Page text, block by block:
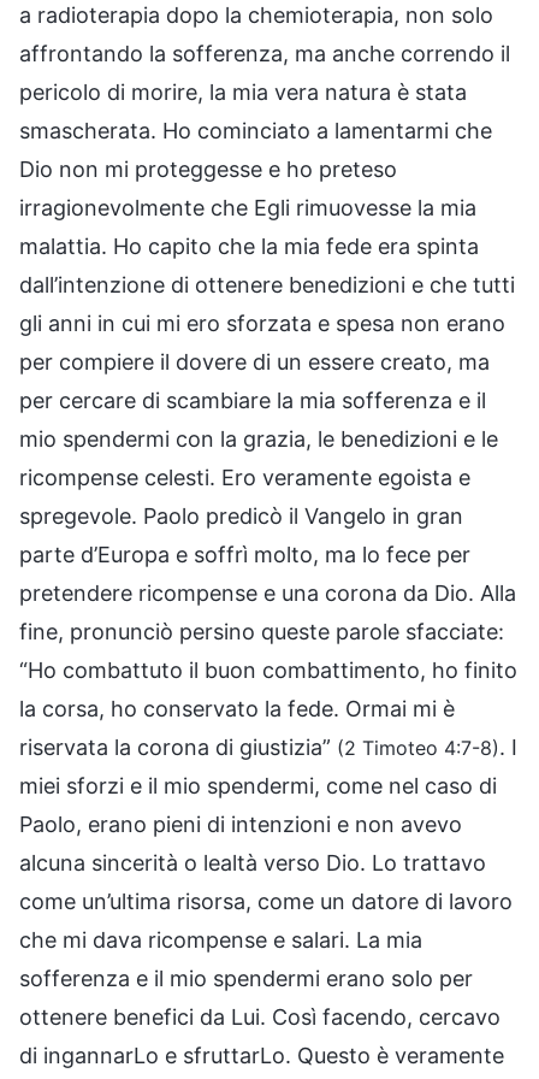
a radioterapia dopo la chemioterapia, non solo
affrontando la sofferenza, ma anche correndo il
pericolo di morire, la mia vera natura è stata
smascherata. Ho cominciato a lamentarmi che
Dio non mi proteggesse e ho preteso
irragionevolmente che Egli rimuovesse la mia
malattia. Ho capito che la mia fede era spinta
dall’intenzione di ottenere benedizioni e che tutti
gli anni in cui mi ero sforzata e spesa non erano
per compiere il dovere di un essere creato, ma
per cercare di scambiare la mia sofferenza e il
mio spendermi con la grazia, le benedizioni e le
ricompense celesti. Ero veramente egoista e
spregevole. Paolo predicò il Vangelo in gran
parte d’Europa e soffrì molto, ma lo fece per
pretendere ricompense e una corona da Dio. Alla
fine, pronunciò persino queste parole sfacciate:
“Ho combattuto il buon combattimento, ho finito
la corsa, ho conservato la fede. Ormai mi è
riservata la corona di giustizia” (2 Timoteo 4:7-8). I
miei sforzi e il mio spendermi, come nel caso di
Paolo, erano pieni di intenzioni e non avevo
alcuna sincerità o lealtà verso Dio. Lo trattavo
come un’ultima risorsa, come un datore di lavoro
che mi dava ricompense e salari. La mia
sofferenza e il mio spendermi erano solo per
ottenere benefici da Lui. Così facendo, cercavo
di ingannarLo e sfruttarLo. Questo è veramente